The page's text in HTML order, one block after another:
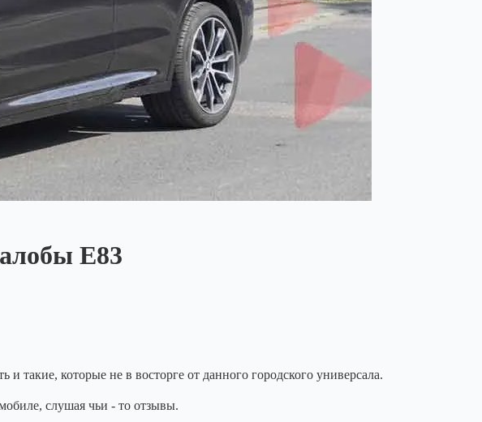
E83
такие, которые не в восторге от данного городского универсала.
слушая чьи - то отзывы.